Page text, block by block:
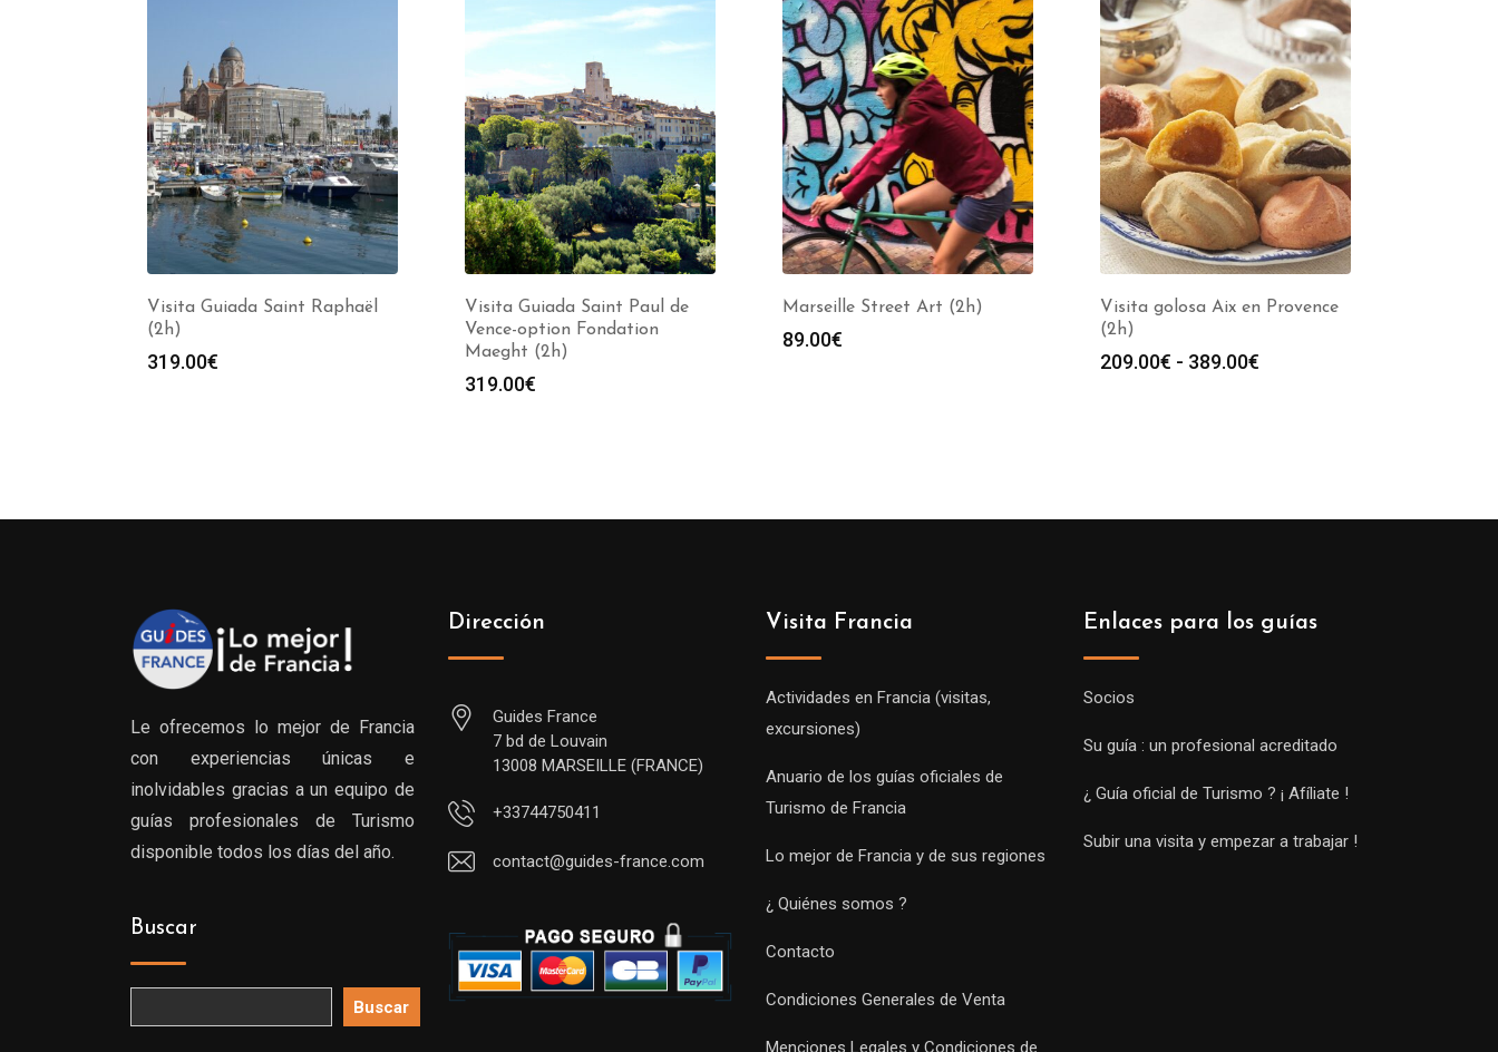
Visita Guiada Saint Raphaël
(2h)
319.00€
Visita Guiada Saint Paul de
Vence-option Fondation
Maeght (2h)
319.00€
Marseille Street Art (2h)
89.00€
Visita golosa Aix en Provence
(2h)
209.00€ - 389.00€
389.00€
Le ofrecemos lo mejor de Francia
con experiencias únicas e
inolvidables gracias a un equipo de
guías profesionales de Turismo
disponible todos los días del año.
Buscar
Buscar
Dirección
Guides France
7 bd de Louvain
13008 MARSEILLE (FRANCE)
+33744750411
contact@guides-france.com
Visita Francia
Actividades en Francia (visitas,
excursiones)
Anuario de los guías oficiales de
Turismo de Francia
Lo mejor de Francia y de sus regiones
¿ Quiénes somos ?
Contacto
Condiciones Generales de Venta
Menciones Legales y Condiciones de
Enlaces para los guías
Socios
Su guía : un profesional acreditado
¿ Guía oficial de Turismo ? ¡ Afíliate !
Subir una visita y empezar a trabajar !